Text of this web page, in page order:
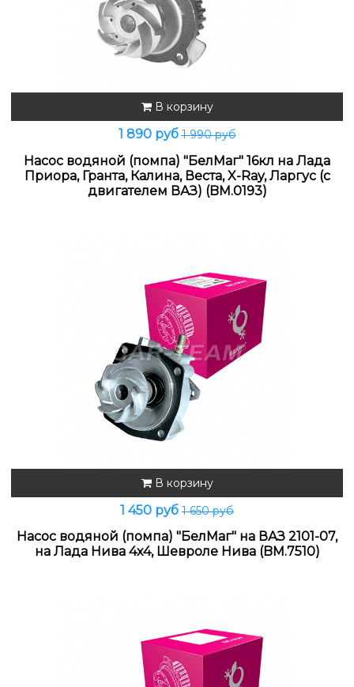
В корзину
1 890 руб1 990 руб
Насос водяной (помпа) "БелМаг" 16кл на Лада
Приора, Гранта, Калина, Веста, X-Ray, Ларгус (с
двигателем ВАЗ) (BM.0193)
В корзину
1 450 руб 1 650 руб
Насос водяной (помпа) "БелМаг" на ВАЗ 2101-07,
на Лада Нива 4х4, Шевроле Нива (BM.7510)